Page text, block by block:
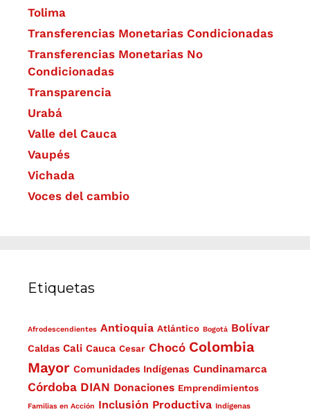
Tolima
Transferencias Monetarias Condicionadas
Transferencias Monetarias No
Condicionadas
Transparencia
Urabá
Valle del Cauca
Vaupés
Vichada
Voces del cambio
Etiquetas
Afrodescendientes Antioquia Atlántico Bogotá Bolívar
Caldas Cali Cauca Cesar Chocó Colombia
Mayor Comunidades Indígenas Cundinamarca
Córdoba DIAN Donaciones Emprendimientos
Familias en Acción Inclusión Productiva Indígenas